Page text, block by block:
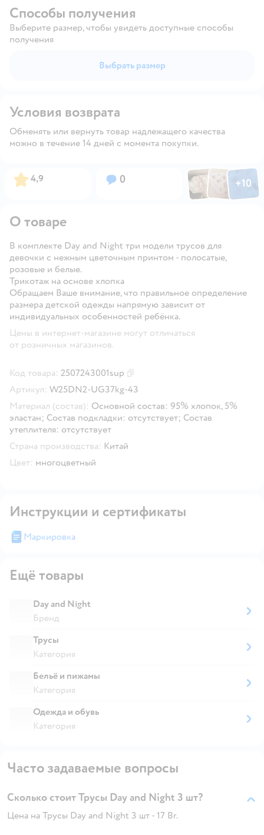
Способы получения
Выберите размер, чтобы увидеть доступные способы
получения
Выбрать размер
Условия возврата
Обменять или вернуть товар надлежащего качества
можно в течение 14 дней с момента покупки.
Рейтинг:
4,9 Вопросов:
0 ФотоФотоФото
+10
Открыть
О товаре
В комплекте Day and Night три модели трусов для
девочки с нежным цветочным принтом - полосатые,
розовые и белые.
Трикотаж на основе хлопка
Обращаем Ваше внимание, что правильное определение
размера детской одежды напрямую зависит от
индивидуальных особенностей ребёнка.
Цены в интернет-магазине могут отличаться
от розничных магазинов.
Код товара: 2507243001sup
Артикул: W25DN2-UG37kg-43
Материал (состав): Основной состав: 95% хлопок, 5%
эластан; Состав подкладки: отсутствует; Состав
утеплителя: отсутствует
Страна производства: Китай
Цвет: многоцветный
Инструкции и сертификаты
Маркировка
Ещё товары
Day and Night
Бренд
Трусы
Категория
Бельё и пижамы
Категория
Одежда и обувь
Категория
Часто задаваемые вопросы
Сколько стоит Трусы Day and Night 3 шт?
Цена на Трусы Day and Night 3 шт - 17 Br.